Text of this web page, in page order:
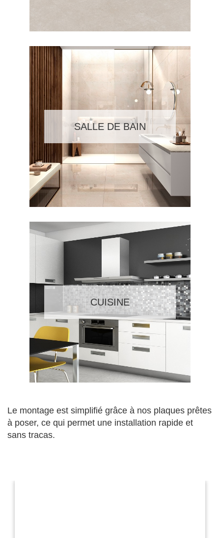
SALLE DE BAIN
CUISINE
Le montage est simplifié grâce à nos plaques prêtes
à poser, ce qui permet une installation rapide et
sans tracas.